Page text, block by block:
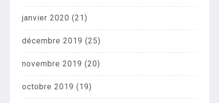
janvier 2020 (21)
décembre 2019 (25)
novembre 2019 (20)
octobre 2019 (19)